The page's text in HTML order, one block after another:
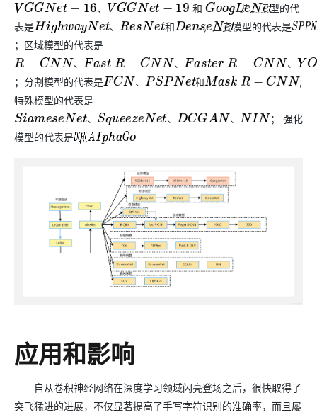
、
VGGNet−16 、 VGGN et −19 和GoogLeNet
；跨连模型的代
表是
、
HighwayNet、Re Net 和DenseNet
；应变模型的代表是SPP
；区域模型的代表是
、 、 、
R− CNN、Fast R−CNN、 Fa ster R− C NN、YOL O和SSD
；分割模型的代表是
、
FCN、 P SPNet 和Mask R −C NN
;
特殊模型的代表是
、 、 、
SiameseNet、Sq ueezeNet、DCGA N、NIN
； 强化
模型的代表是DQN
和AIphaGo
应用和影响
自从卷积神经网络在深度学习领域闪亮登场之后，很快取得了
突飞猛进的进展，不仅显著提高了手写字符识别的准确率，而且屡